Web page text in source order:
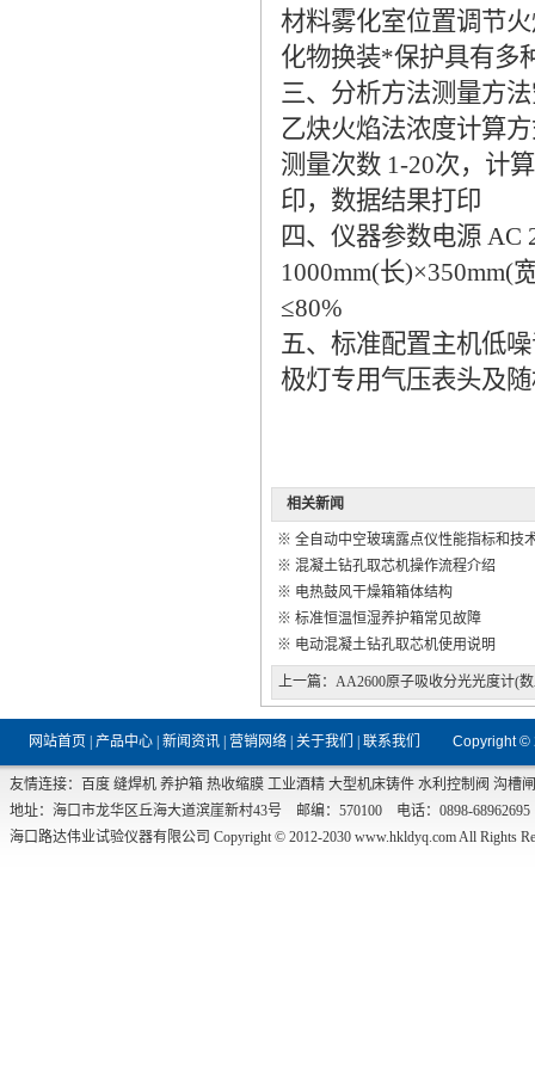
材料雾化室位置调节
化物换装*保护具有多
三、分析方法测量方
乙炔火焰法浓度计算
测量次数 1-20次，计
印，数据结果打印
四、仪器参数电源 AC
1000mm(长)×350mm(
≤80%
五、标准配置主机低
极灯专用气压表头及
相关新闻
※ 全自动中空玻璃露点仪性能指标和技
※ 混凝土钻孔取芯机操作流程介绍
※ 电热鼓风干燥箱箱体结构
※ 标准恒温恒湿养护箱常见故障
※ 电动混凝土钻孔取芯机使用说明
上一篇： AA2600原子吸收分光光度计(
网站首页 产品中心 新闻资讯 营销网络 关于我们 联系我们 Copyright
友情连接： 百度 缝焊机 养护箱 热收缩膜 工业酒精 大型机床铸件 水利控制阀 沟槽
地址：海口市龙华区丘海大道滨崖新村43号 邮编：570100 电话：0898-
海口路达伟业试验仪器有限公司 Copyright © 2012-2030 www.hkldyq.comAll Rights